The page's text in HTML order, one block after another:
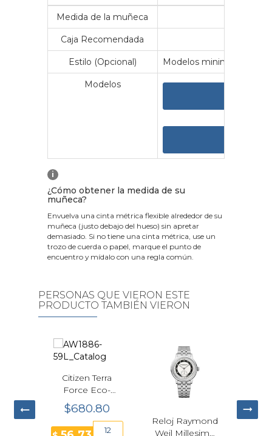
Medida de la muñeca
Caja Recomendada
Estilo (Opcional) Modelos minimalistas y
Modelos
i
¿Cómo obtener la medida de su
muñeca?
Envuelva una cinta métrica flexible alrededor de su
muñeca (justo debajo del hueso) sin apretar
demasiado. Si no tiene una cinta métrica, use un
trozo de cuerda o papel, marque el punto de
encuentro y mídalo con una regla común.
PERSONAS QUE VIERON ESTE
PRODUCTO TAMBIÉN VIERON
Reloj Raymond
Weil Millesime
Reloj Tommy
Hilfiger TH-
Reloj Casio